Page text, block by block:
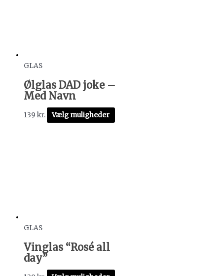
GLAS
Ølglas DAD joke –
Med Navn
139 kr. Vælg muligheder
GLAS
Vinglas “Rosé all
day”